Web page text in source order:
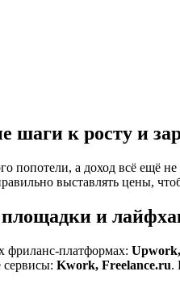
шаги к росту и
попотели, а доход всё ещё
выставлять цены,
площадки и
фриланс‑платформах:
сервисы: Kwork, Freelance.ru.